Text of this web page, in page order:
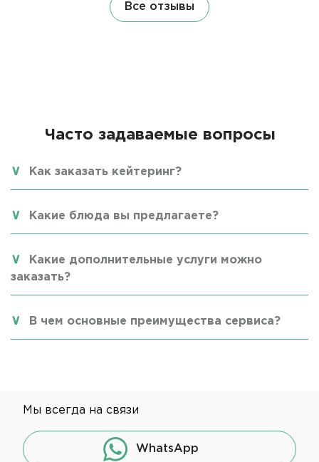
Все отзывы
Часто задаваемые вопросы
Как заказать кейтеринг?
Какие блюда вы предлагаете?
Какие дополнительные услуги можно
заказать?
В чем основные преимущества сервиса?
Мы всегда на связи
WhatsApp